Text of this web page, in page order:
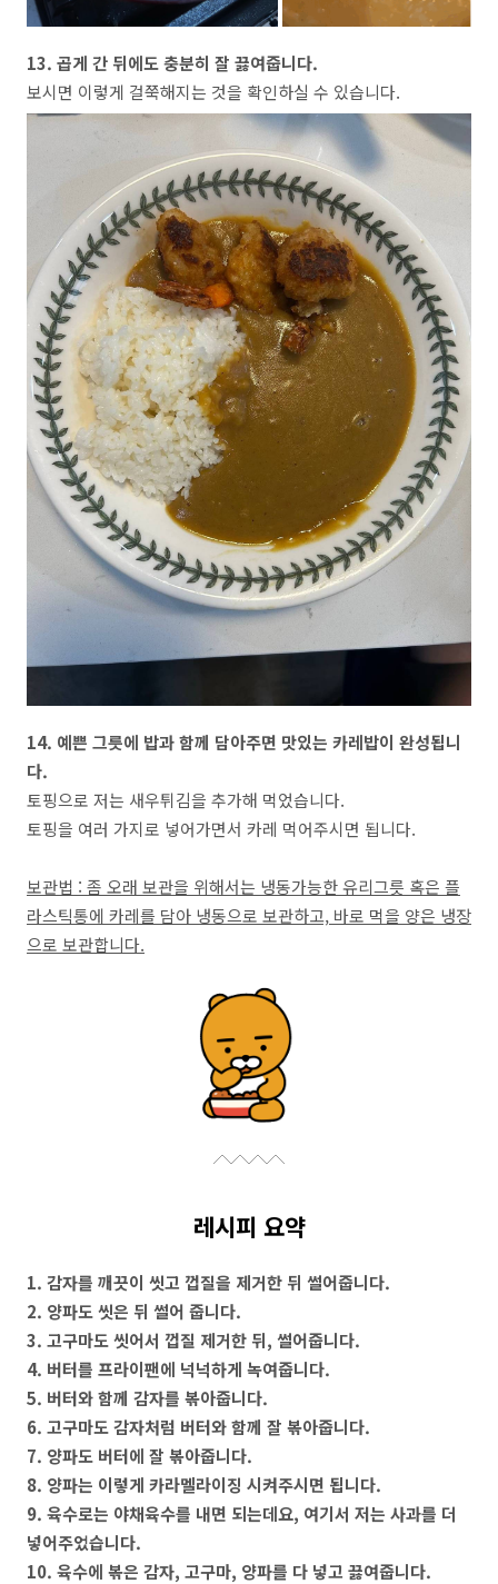
13. 곱게 간 뒤에도 충분히 잘 끓여줍니다.
보시면 이렇게 걸쭉해지는 것을 확인하실 수 있습니다.
14. 예쁜 그릇에 밥과 함께 담아주면 맛있는 카레밥이 완성됩니
다.
토핑으로 저는 새우튀김을 추가해 먹었습니다.
토핑을 여러 가지로 넣어가면서 카레 먹어주시면 됩니다.
보관법 : 좀 오래 보관을 위해서는 냉동가능한 유리그릇 혹은 플
라스틱통에 카레를 담아 냉동으로 보관하고, 바로 먹을 양은 냉장
으로 보관합니다.
레시피 요약
1. 감자를 깨끗이 씻고 껍질을 제거한 뒤 썰어줍니다.
2. 양파도 씻은 뒤 썰어 줍니다.
3. 고구마도 씻어서 껍질 제거한 뒤, 썰어줍니다.
4. 버터를 프라이팬에 넉넉하게 녹여줍니다.
5. 버터와 함께 감자를 볶아줍니다.
6. 고구마도 감자처럼 버터와 함께 잘 볶아줍니다.
7. 양파도 버터에 잘 볶아줍니다.
8. 양파는 이렇게 카라멜라이징 시켜주시면 됩니다.
9. 육수로는 야채육수를 내면 되는데요, 여기서 저는 사과를 더
넣어주었습니다.
10. 육수에 볶은 감자, 고구마, 양파를 다 넣고 끓여줍니다.